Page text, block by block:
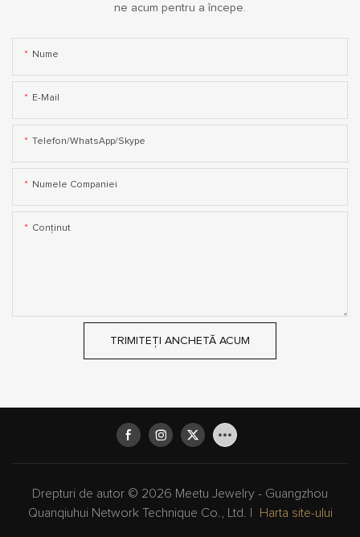
ne acum pentru a începe.
Nume
E-Mail
Telefon/WhatsApp/Skype
Numele Companiei
Conţinut
TRIMITEȚI ANCHETĂ ACUM
Drepturi de autor © 2026 Meetu Jewelry - Guangzhou
Quanqiuhui Network Technique Co., Ltd. |
Harta site-ului